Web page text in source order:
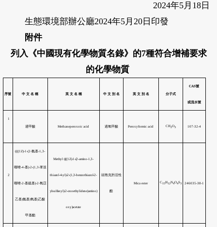
2024年5月18日
生態環境部辦公廳2024年5月20日印發
附件
列入《中國現有化學物質名錄》的7種符合增補要求
的化學物質